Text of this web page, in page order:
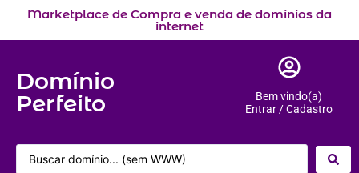
Marketplace de Compra e venda de domínios da
internet
Domínio
Perfeito
Bem vindo(a)
Entrar / Cadastro